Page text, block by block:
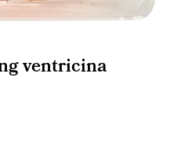
ventricina